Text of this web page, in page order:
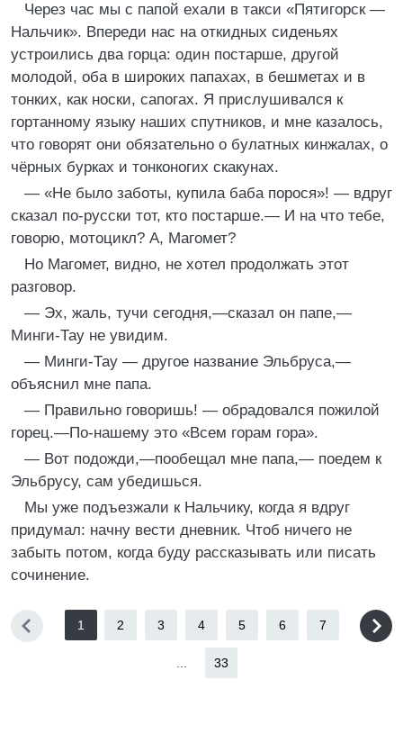
Через час мы с папой ехали в такси «Пятигорск —
Нальчик». Впереди нас на откидных сиденьях
устроились два горца: один постарше, другой
молодой, оба в широких папахах, в бешметах и в
тонких, как носки, сапогах. Я прислушивался к
гортанному языку наших спутников, и мне казалось,
что говорят они обязательно о булатных кинжалах, о
чёрных бурках и тонконогих скакунах.
— «Не было заботы, купила баба порося»! — вдруг
сказал по-русски тот, кто постарше.— И на что тебе,
говорю, мотоцикл? А, Магомет?
Но Магомет, видно, не хотел продолжать этот
разговор.
— Эх, жаль, тучи сегодня,—сказал он папе,—
Минги-Тау не увидим.
— Минги-Тау — другое название Эльбруса,—
объяснил мне папа.
— Правильно говоришь! — обрадовался пожилой
горец.—По-нашему это «Всем горам гора».
— Вот подожди,—пообещал мне папа,— поедем к
Эльбрусу, сам убедишься.
Мы уже подъезжали к Нальчику, когда я вдруг
придумал: начну вести дневник. Чтоб ничего не
забыть потом, когда буду рассказывать или писать
сочинение.
1 2 3 4 5 6 7
33